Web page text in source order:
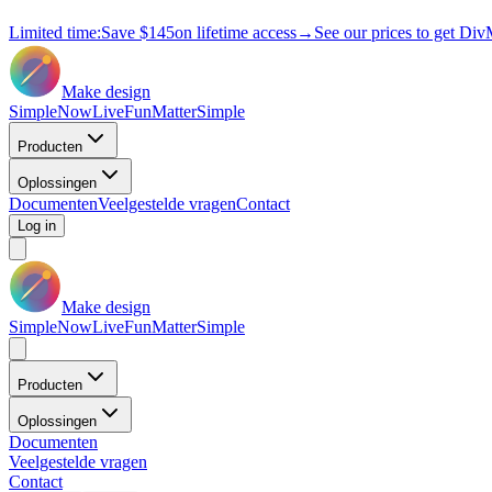
Limited time:Save $145on lifetime access→ See our prices to get
Make design
SimpleNowLiveFunMatterSimple
Producten
Oplossingen
DocumentenVeelgestelde vragenContact
Log in
Make design
SimpleNowLiveFunMatterSimple
Producten
Oplossingen
Documenten
Veelgestelde vragen
Contact